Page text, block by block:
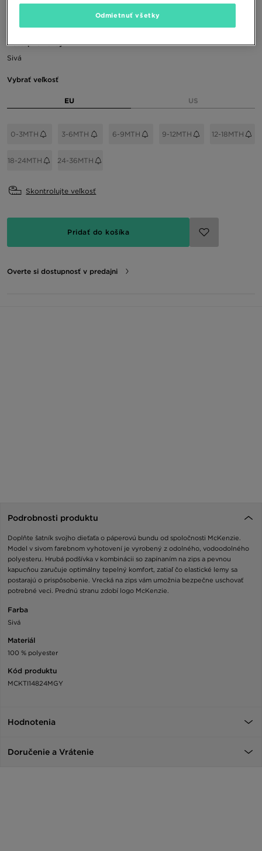
Dostupné Farby
Sivá
Vybrať veľkosť
EU US
0-3MTH 3-6MTH 6-9MTH 9-12MTH 12-18MTH
18-24MTH 24-36MTH
Skontrolujte veľkosť
Pridať do košíka
Overte si dostupnosť v predajni
Podrobnosti produktu
Doplňte šatník svojho dieťaťa o páperovú bundu od spoločnosti McKenzie.
Model v sivom farebnom vyhotovení je vyrobený z odolného, vodoodolného
polyesteru. Hrubá podšívka v kombinácii so zapínaním na zips a pevnou
kapucňou zaručuje optimálny tepelný komfort, zatiaľ čo elastické lemy sa
postarajú o prispôsobenie. Vrecká na zips vám umožnia bezpečne uschovať
potrebné veci. Prednú stranu zdobí logo McKenzie.
Farba
Sivá
Materiál
100 % polyester
Kód produktu
MCKTI14824MGY
Hodnotenia
Doručenie a Vrátenie
Odmietnuť všetky